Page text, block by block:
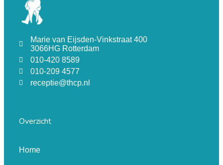
Marie van Eijsden-Vinkstraat 400
3066HG Rotterdam
010-420 8589
010-209 4577
receptie@thcp.nl
Overzicht
Home